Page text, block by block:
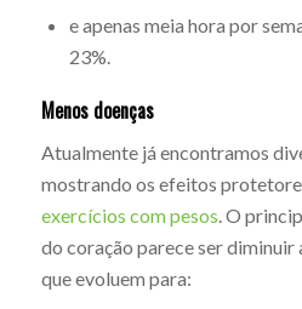
e apenas meia hora por
23%.
Menos doenças
Atualmente já encontramos
mostrando os efeitos
exercícios com pesos. O
do coração parece ser diminuir
que evoluem para: